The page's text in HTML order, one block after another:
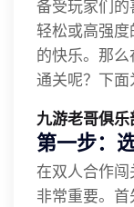
备受玩家们的
轻松或高强
的快乐。那
通关呢？下面
九游老哥俱乐
第一步：
在双人合作
非常重要。